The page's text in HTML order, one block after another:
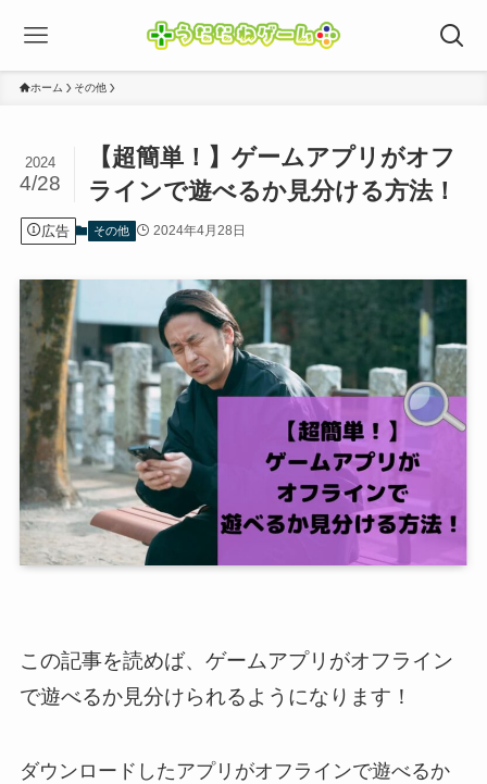
ホーム その他
【超簡単！】ゲームアプリがオフ
ラインで遊べるか見分ける方法！
2024
4/28
広告 その他 2024年4月28日
この記事を読めば、ゲームアプリがオフライン
で遊べるか見分けられるようになります！
ダウンロードしたアプリがオフラインで遊べるか